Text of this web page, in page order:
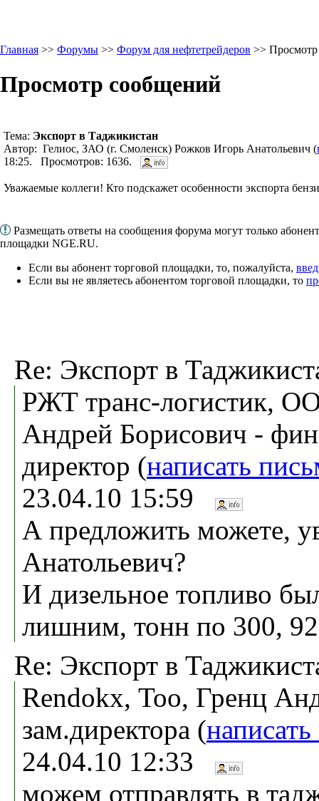
Главная >> Форумы >> Форум для нефтетрейдеров >>
Просмотр сообщений
Тема: Экспорт в Таджикистан
Автор: Гелиос, ЗАО (г. Смоленск) Рожков Игорь Анатольевич (
18:25. Просмотров: 1636.
Уважаемые коллеги! Кто подскажет особенности экспорта
Размещать ответы на сообщения форума могут только
площадки NGE.RU.
Если вы абонент торговой площадки, то, пожалуйста,
Если вы не являетесь абонентом торговой площадки, то
Re: Экспорт в
РЖТ транс-логистик,
Андрей Борисович -
директор (написать
23.04.10 15:59
А предложить можете,
Анатольевич?
И дизельное топливо
лишним, тонн по 300,
Re: Экспорт в
Rendokx, Тоо, Гренц
зам.директора (
24.04.10 12:33
можем отправлять в